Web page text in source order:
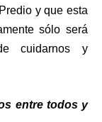
y que esta
sólo será
cuidarnos y
entre todos y